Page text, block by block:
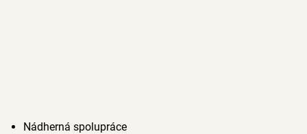
Nádherná spolupráce